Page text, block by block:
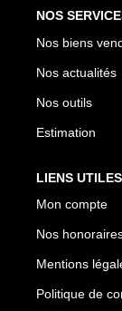
NOS
Nos biens
Nos actualités
Nos outils
Estimation
LIENS UTILES
Mon compte
Nos
Mentions
Politique de